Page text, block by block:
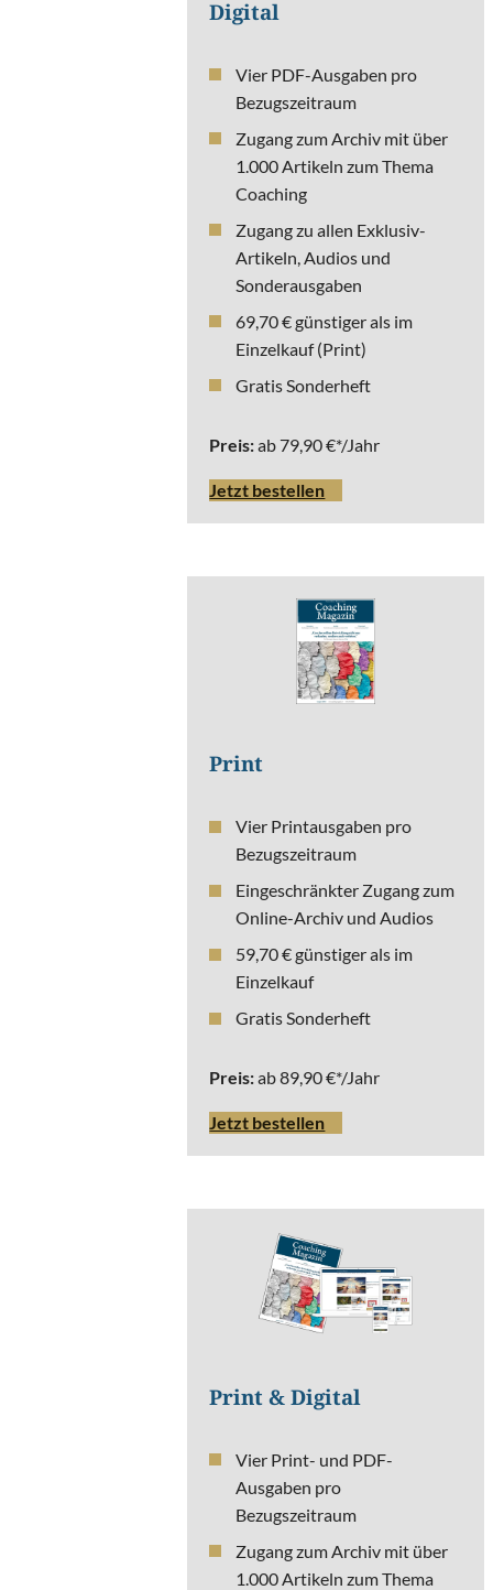
Digital
Vier PDF-Ausgaben pro
Bezugszeitraum
Zugang zum Archiv mit über
1.000 Artikeln zum Thema
Coaching
Zugang zu allen Exklusiv-
Artikeln, Audios und
Sonderausgaben
69,70 € günstiger als im
Einzelkauf (Print)
Gratis Sonderheft
Preis:ab 79,90 €*/Jahr
Jetzt bestellen
Print
Vier Printausgaben pro
Bezugszeitraum
Eingeschränkter Zugang zum
Online-Archiv und Audios
59,70 € günstiger als im
Einzelkauf
Gratis Sonderheft
Preis:ab 89,90 €*/Jahr
Jetzt bestellen
Print & Digital
Vier Print- und PDF-
Ausgaben pro
Bezugszeitraum
Zugang zum Archiv mit über
1.000 Artikeln zum Thema